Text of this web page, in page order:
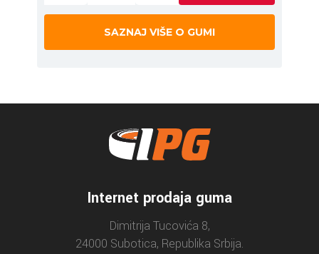
SAZNAJ VIŠE O GUMI
Internet prodaja guma
Dimitrija Tucovića 8,
24000 Subotica, Republika Srbija.